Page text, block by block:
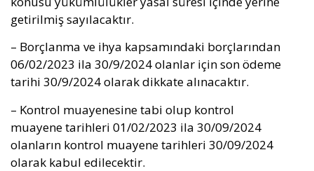
getirilmiş sayılacaktır.
– Borçlanma ve ihya kapsamındaki borçlarından
06/02/2023 ila 30/9/2024 olanlar için son ödeme
tarihi 30/9/2024 olarak dikkate alınacaktır.
– Kontrol muayenesine tabi olup kontrol
muayene tarihleri 01/02/2023 ila 30/09/2024
olanların kontrol muayene tarihleri 30/09/2024
olarak kabul edilecektir.